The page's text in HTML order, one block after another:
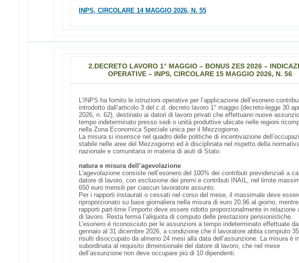
INPS, CIRCOLARE 14 MAGGIO 2026, N. 55
2.DECRETO LAVORO 1° MAGGIO – BONUS ZES 2026 –
OPERATIVE – INPS, CIRCOLARE 15 MAGGIO 2026, N. 56
L’INPS ha fornito le istruzioni operative per l’applicazione dell’esonero
introdotto dall’articolo 3 del c.d. decreto lavoro 1° maggio (decreto-legge 30
2026, n. 62), destinato ai datori di lavoro privati che effettuano nuove
tempo indeterminato presso sedi o unità produttive ubicate nelle regioni
nella Zona Economica Speciale unica per il Mezzogiorno.
La misura si inserisce nel quadro delle politiche di incentivazione
stabile nelle aree del Mezzogiorno ed è disciplinata nel rispetto della
nazionale e comunitaria in materia di aiuti di Stato.
natura e misura dell’agevolazione
L’agevolazione consiste nell’esonero del 100% dei contributi previdenziali a
datore di lavoro, con esclusione dei premi e contributi INAIL, nel limite
650 euro mensili per ciascun lavoratore assunto.
Per i rapporti instaurati o cessati nel corso del mese, il massimale deve
riproporzionato su base giornaliera nella misura di euro 20,96 al giorno,
rapporti part-time l’importo deve essere ridotto proporzionalmente in relazione
di lavoro. Resta ferma l’aliquota di computo delle prestazioni pensionistiche.
L’esonero è riconosciuto per le assunzioni a tempo indeterminato effettuate
gennaio al 31 dicembre 2026, a condizione che il lavoratore abbia compiuto
risulti disoccupato da almeno 24 mesi alla data dell’assunzione. La misura è
subordinata al requisito dimensionale del datore di lavoro, che nel mese
dell’assunzione non deve occupare più di 10 dipendenti.